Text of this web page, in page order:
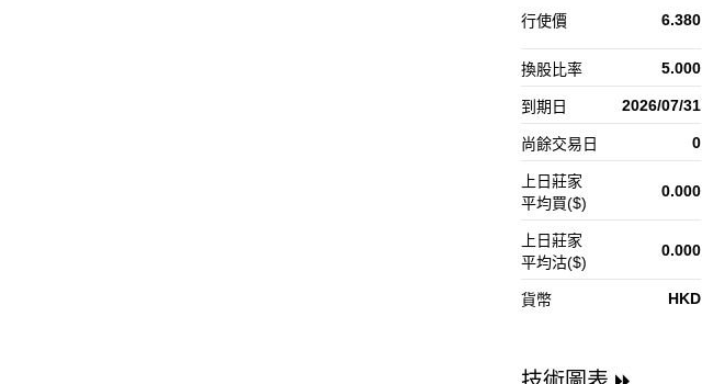
行使價 6.380
換股比率 5.000
到期日 2026/07/31
尚餘交易日 0
上日莊家
平均買($)
0.000
上日莊家
平均沽($)
0.000
貨幣 HKD